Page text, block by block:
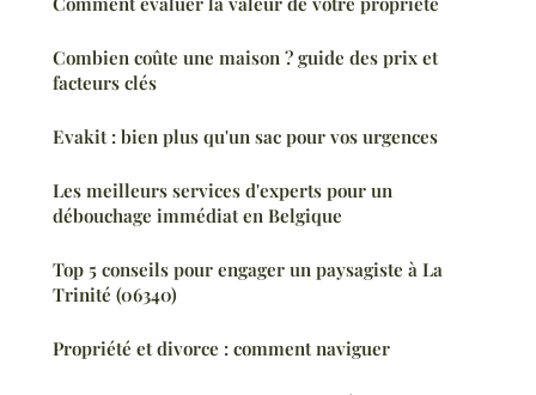
Combien coûte une maison ? guide des prix et
facteurs clés
Evakit : bien plus qu'un sac pour vos urgences
Les meilleurs services d'experts pour un
débouchage immédiat en Belgique
Top 5 conseils pour engager un paysagiste à La
Trinité (06340)
Propriété et divorce : comment naviguer